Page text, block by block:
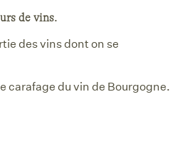
de vins.
des vins dont on se
carafage du vin de Bourgogne.